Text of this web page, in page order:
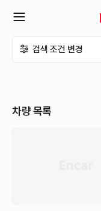
검색 조건 변경
차량 목록